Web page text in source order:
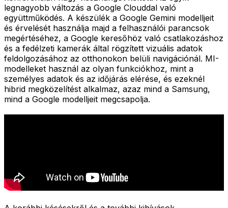
legnagyobb változás a Google Clouddal való
együttműködés. A készülék a Google Gemini modelljeit
és érvelését használja majd a felhasználói parancsok
megértéséhez, a Google keresőhöz való csatlakozáshoz
és a fedélzeti kamerák által rögzített vizuális adatok
feldolgozásához az otthonokon belüli navigációnál. MI-
modelleket használ az olyan funkciókhoz, mint a
személyes adatok és az időjárás elérése, és ezeknél
hibrid megközelítést alkalmaz, azaz mind a Samsung,
mind a Google modelljeit megcsapolja.